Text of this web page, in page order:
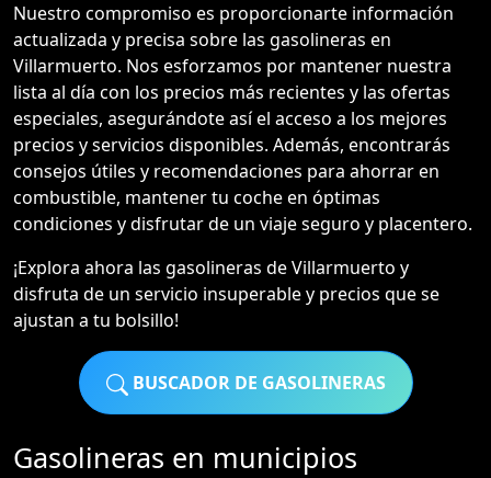
Nuestro compromiso es proporcionarte información
actualizada y precisa sobre las gasolineras en
Villarmuerto. Nos esforzamos por mantener nuestra
lista al día con los precios más recientes y las ofertas
especiales, asegurándote así el acceso a los mejores
precios y servicios disponibles. Además, encontrarás
consejos útiles y recomendaciones para ahorrar en
combustible, mantener tu coche en óptimas
condiciones y disfrutar de un viaje seguro y placentero.
¡Explora ahora las gasolineras de Villarmuerto y
disfruta de un servicio insuperable y precios que se
ajustan a tu bolsillo!
BUSCADOR DE GASOLINERAS
Gasolineras en municipios